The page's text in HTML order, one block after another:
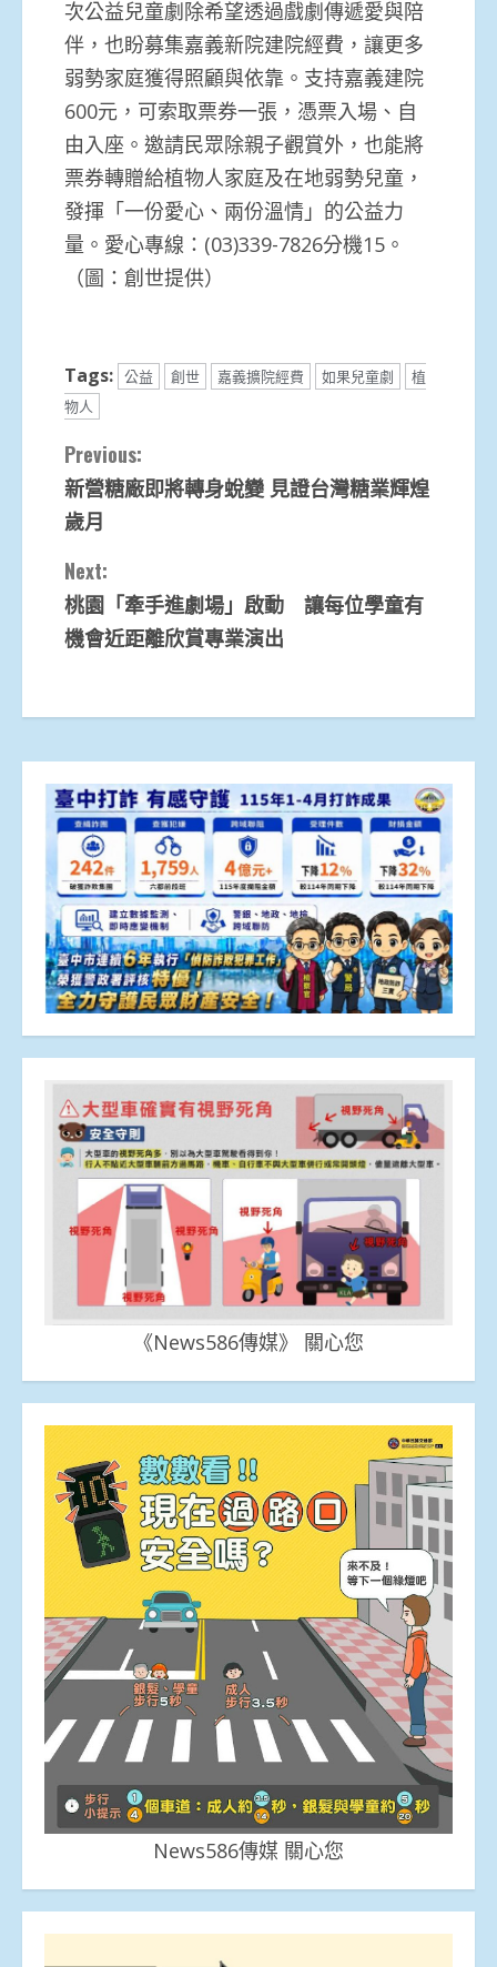
次公益兒童劇除希望透過戲劇傳遞愛與陪
伴，也盼募集嘉義新院建院經費，讓更多
弱勢家庭獲得照顧與依靠。支持嘉義建院
600元，可索取票券一張，憑票入場、自
由入座。邀請民眾除親子觀賞外，也能將
票券轉贈給植物人家庭及在地弱勢兒童，
發揮「一份愛心、兩份溫情」的公益力
量。愛心專線：(03)339-7826分機15。
（圖：創世提供）
Tags: 公益 創世 嘉義擴院經費 如果兒童劇
植
物人
Continue
Reading
Previous:
新營糖廠即將轉身蛻變 見證台灣糖業輝煌
歲月
Next:
桃園「牽手進劇場」啟動 讓每位學童有
機會近距離欣賞專業演出
《News586傳媒》 關心您
News586傳媒 關心您